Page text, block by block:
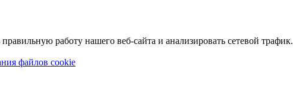
работу нашего веб-сайта и анализировать сетевой трафик.
файлов cookie